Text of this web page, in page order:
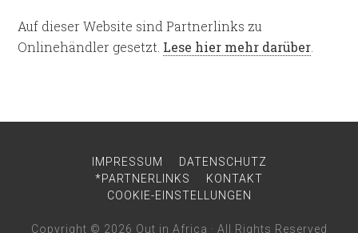
Auf dieser Website sind Partnerlinks zu
Onlinehändler gesetzt. Lese hier mehr darüber
IMPRESSUM
DATENSCHUTZ
*PARTNERLINKS
KONTAKT
COOKIE-EINSTELLUNGEN
Copyright © 2026 Out in Africa · All Rights Reserved